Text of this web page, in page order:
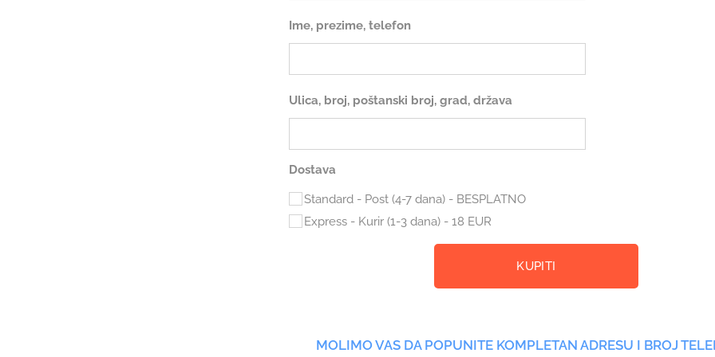
Ime, prezime, telefon
Ulica, broj, poštanski broj, grad, država
Dostava
Standard - Post (4-7 dana) - BESPLATNO
Express - Kurir (1-3 dana) - 18 EUR
KUPITI
MOLIMO VAS DA POPUNITE KOMPLETAN ADRESU I BROJ